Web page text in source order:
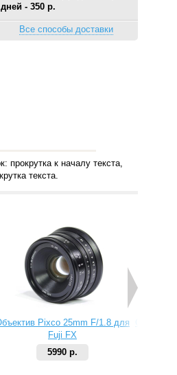
дней - 350 р.
Все способы доставки
прокрутка к началу текста,
текста.
Pixco 25mm F/1.8 для
Fuji FX
5990 р.